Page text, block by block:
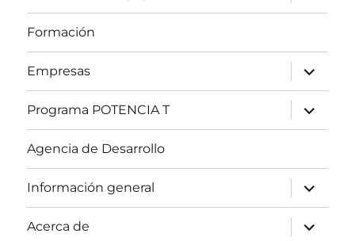
menú
Formación
Empresas
expande
el
menú
inferior
Programa POTENCIA T
expande
el
menú
Agencia de Desarrollo
Información general
expande
el
menú
inferior
Acerca de
expande
el